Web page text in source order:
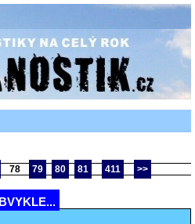
78 79 80 81 411 >>